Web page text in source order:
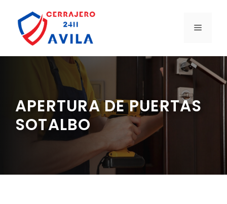
contenido
MENÚ
APERTURA DE PUERTAS
SOTALBO